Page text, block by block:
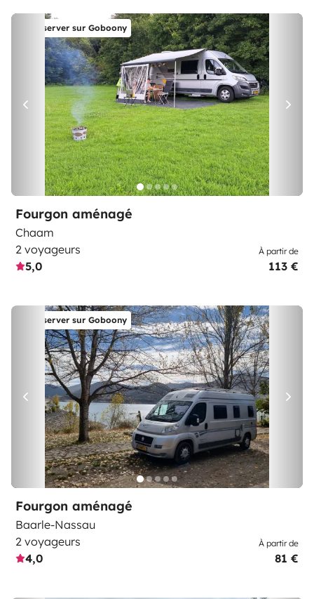
Réserver sur Goboony
Fourgon aménagé
Chaam
2 voyageurs
5,0
À partir de
113 €
Réserver sur Goboony
Fourgon aménagé
Baarle-Nassau
2 voyageurs
4,0
À partir de
81 €